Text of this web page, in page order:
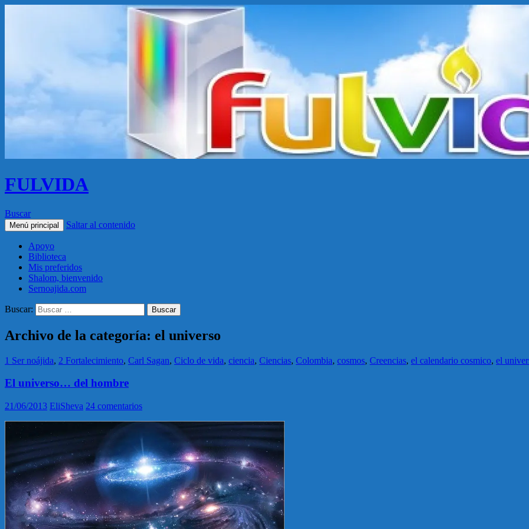
FULVIDA
Buscar
Menú principal Saltar al contenido
Apoyo
Biblioteca
Mis preferidos
Shalom, bienvenido
Sernoajida.com
Buscar:
Archivo de la categoría: el universo
1 Ser noájida, 2 Fortalecimiento, Carl Sagan, Ciclo de vida, ciencia, Ciencias, Colombia, cosmos, Creencias, el calendario cosmico, el
El universo… del hombre
21/06/2013 EliSheva 24 comentarios